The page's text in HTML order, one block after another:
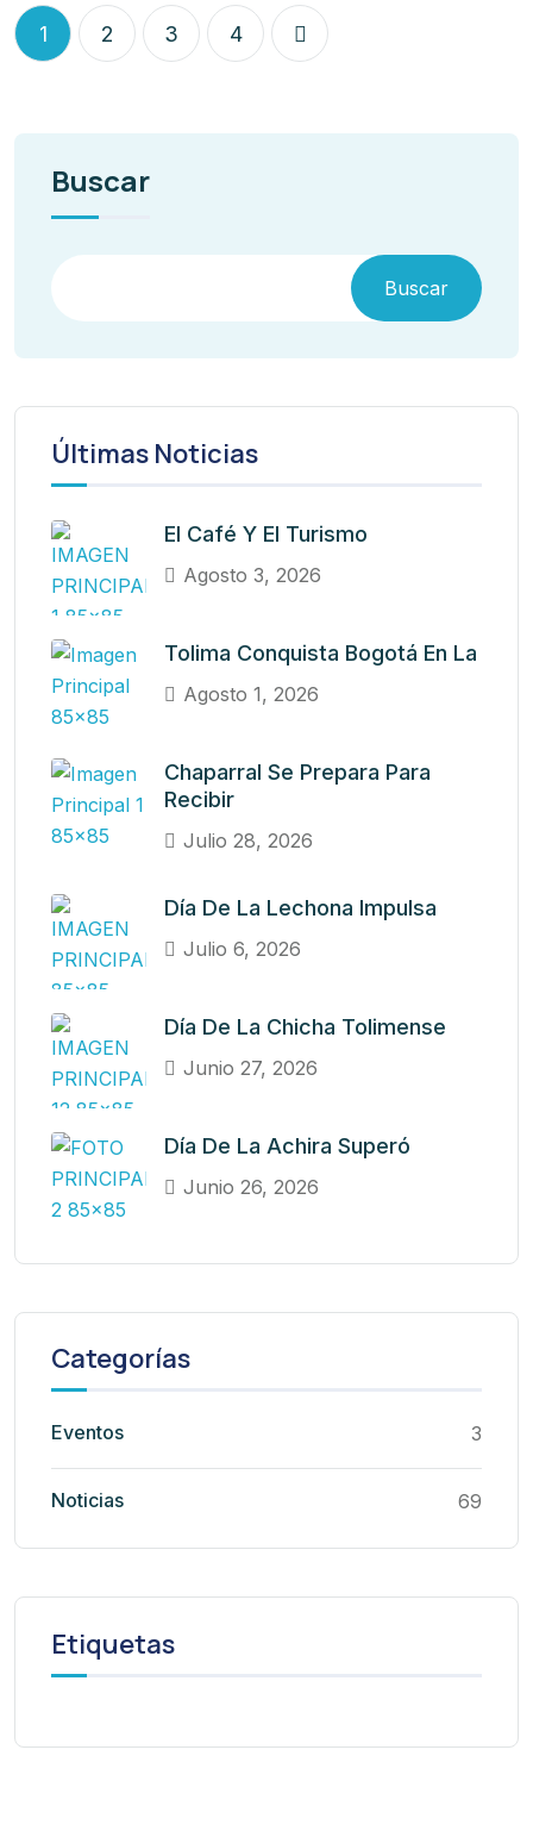
1 2 3 4
Buscar
Buscar
Últimas Noticias
El Café Y El Turismo
Agosto 3, 2026
Tolima Conquista Bogotá En La
Agosto 1, 2026
Chaparral Se Prepara Para
Recibir
Julio 28, 2026
Día De La Lechona Impulsa
Julio 6, 2026
Día De La Chicha Tolimense
Junio 27, 2026
Día De La Achira Superó
Junio 26, 2026
Categorías
Eventos 3
Noticias 69
Etiquetas